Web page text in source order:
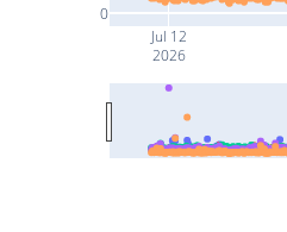
Jul 12
2026
0